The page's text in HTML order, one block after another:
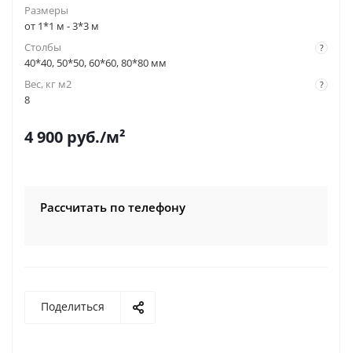
Размеры
от 1*1 м - 3*3 м
?
Столбы
40*40, 50*50, 60*60, 80*80 мм
?
Вес, кг м2
8
4 900 руб./м²
Рассчитать по телефону
Поделиться